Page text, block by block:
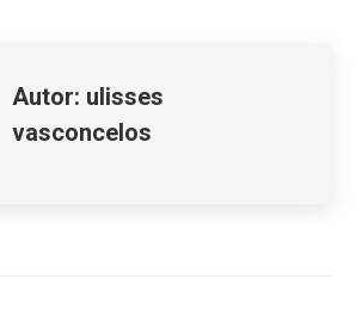
Autor: ulisses
vasconcelos